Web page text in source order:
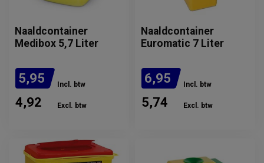
Naaldcontainer
Medibox 5,7 Liter
5,95 Incl. btw
4,92 Excl. btw
Naaldcontainer
Euromatic 7 Liter
6,95 Incl. btw
5,74 Excl. btw